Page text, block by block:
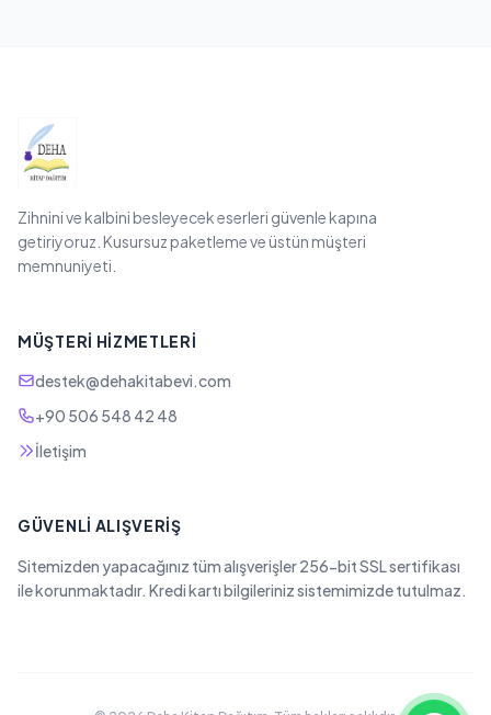
Zihnini ve kalbini besleyecek eserleri güvenle kapına
getiriyoruz. Kusursuz paketleme ve üstün müşteri
memnuniyeti.
MÜŞTERI HIZMETLERI
destek@dehakitabevi.com
+90 506 548 42 48
İletişim
GÜVENLI ALIŞVERIŞ
Sitemizden yapacağınız tüm alışverişler 256-bit SSL sertifikası
ile korunmaktadır. Kredi kartı bilgileriniz sistemimizde tutulmaz.